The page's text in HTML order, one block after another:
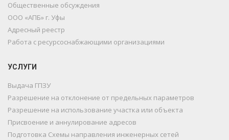
Общественные обсуждения
ООО «АПБ» г. Уфы
Адресный реестр
Работа с ресурсоснабжающими организациями
УСЛУГИ
Выдача ГПЗУ
Разрешение на отклонение от предельных параметров
Разрешение на использование участка или объекта
Присвоение и аннулирование адресов
Подготовка Схемы направления инженерных сетей